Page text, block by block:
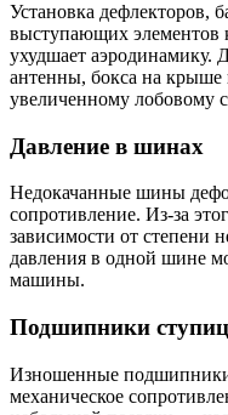
Установка дефлекторов,
выступающих элементов
ухудшает аэродинамику.
антенны, бокса на крыше
увеличенному лобовому
Давление в шинах
Недокачанные шины
сопротивление. Из-за
зависимости от степени
давления в одной шине
машины.
Подшипники ступиц
Изношенные
механическое